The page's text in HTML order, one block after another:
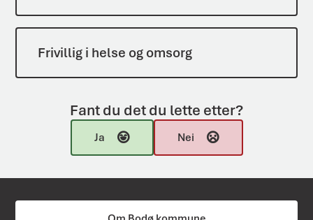
Frivillig i helse og omsorg
Fant du det du lette etter?
Ja Nei